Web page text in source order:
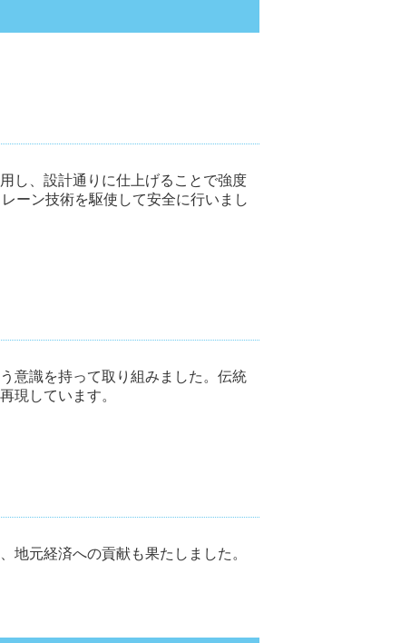
し、設計通りに仕上げることで強度
ーン技術を駆使して安全に行いまし
意識を持って取り組みました。伝統
現しています。
地元経済への貢献も果たしました。